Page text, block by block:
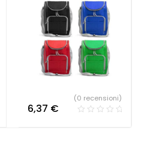
6,37 €
(0 recensioni)